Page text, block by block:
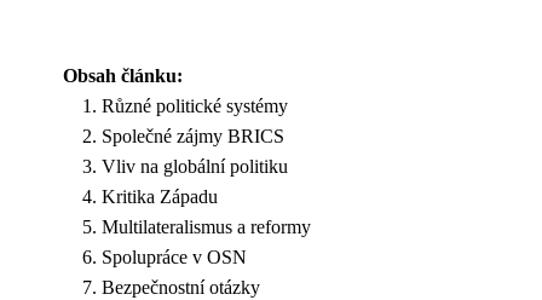
Obsah článku:
Různé politické systémy
Společné zájmy BRICS
Vliv na globální politiku
Kritika Západu
Multilateralismus a reformy
Spolupráce v OSN
Bezpečnostní otázky